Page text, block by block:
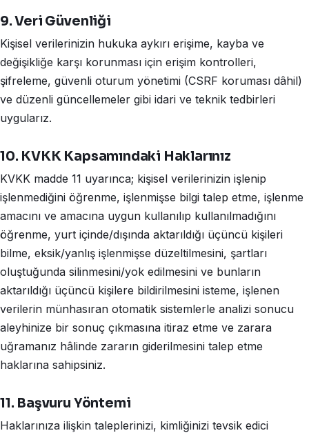
9. Veri Güvenliği
Kişisel verilerinizin hukuka aykırı erişime, kayba ve
değişikliğe karşı korunması için erişim kontrolleri,
şifreleme, güvenli oturum yönetimi (CSRF koruması dâhil)
ve düzenli güncellemeler gibi idari ve teknik tedbirleri
uygularız.
10. KVKK Kapsamındaki Haklarınız
KVKK madde 11 uyarınca; kişisel verilerinizin işlenip
işlenmediğini öğrenme, işlenmişse bilgi talep etme, işlenme
amacını ve amacına uygun kullanılıp kullanılmadığını
öğrenme, yurt içinde/dışında aktarıldığı üçüncü kişileri
bilme, eksik/yanlış işlenmişse düzeltilmesini, şartları
oluştuğunda silinmesini/yok edilmesini ve bunların
aktarıldığı üçüncü kişilere bildirilmesini isteme, işlenen
verilerin münhasıran otomatik sistemlerle analizi sonucu
aleyhinize bir sonuç çıkmasına itiraz etme ve zarara
uğramanız hâlinde zararın giderilmesini talep etme
haklarına sahipsiniz.
11. Başvuru Yöntemi
Haklarınıza ilişkin taleplerinizi, kimliğinizi tevsik edici